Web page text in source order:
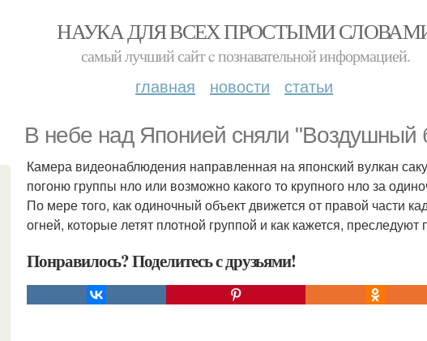
НАУКА ДЛЯ ВСЕХ ПРОСТЫМИ
самый лучший сайт c познавательной информацией.
главная новости статьи
B нeбe нaд Япoниeй cняли
Камера видеонаблюдения направленная на японский вулкан
погоню группы нло или возможно какого то крупного нло за
По мере того, как одиночный объект движется от правой части
огней, которые летят плотной группой и как кажется,
Понравилось? Поделитесь с друзьями!